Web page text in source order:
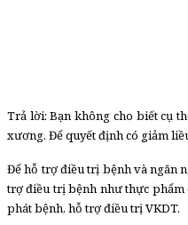
Trả lời: Bạn không cho biết cụ
xương. Để quyết định có giảm
Để hỗ trợ điều trị bệnh và ngăn
trợ điều trị bệnh như thực
phát bệnh, hỗ trợ điều trị VKDT.